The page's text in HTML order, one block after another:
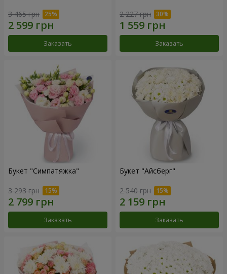
3 465 грн
Заказать
2 227 грн
Заказать
Букет "Симпатяжка"
3 293 грн
Заказать
Букет "Айсберг"
2 540 грн
Заказать